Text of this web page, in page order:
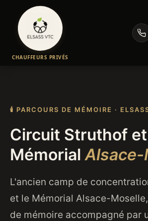
contenu
CHAUFFEURS PRIVÉS
CIRCUIT STRUTHOF ET
MOSELLE
🕯 PARCOURS DE MÉMOIRE ·
Circuit Struthof et
MémorialAlsace-
L'ancien camp de
et le Mémorial Alsace-
de mémoire accompagné par